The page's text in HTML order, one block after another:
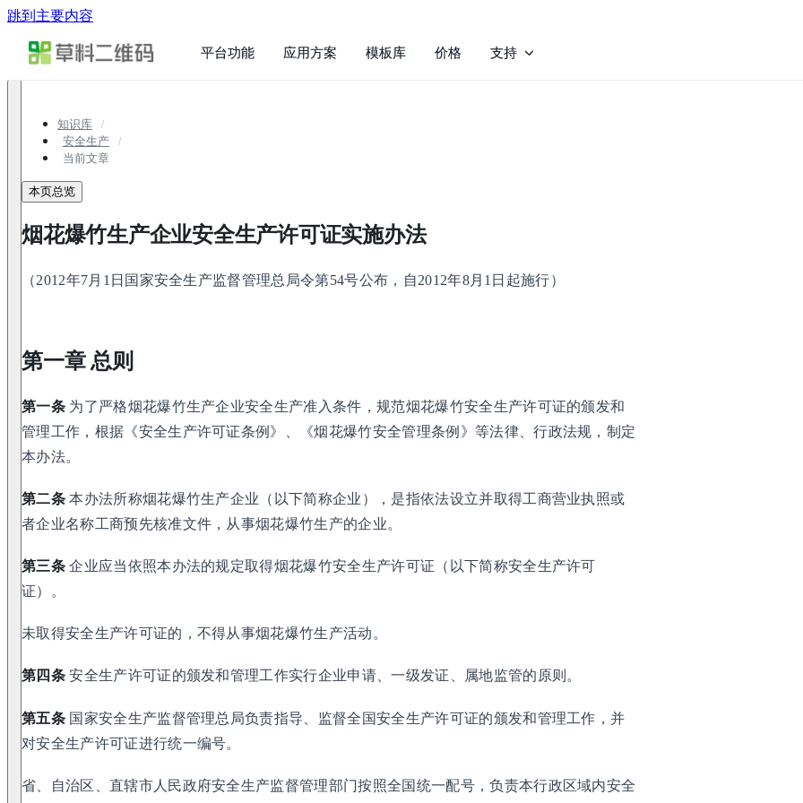
跳到主要内容
平台功能 应用方案 模板库 价格 支持
知识库
安全生产
当前文章
本页总览
烟花爆竹生产企业安全生产许可证实施办法
（2012年7月1日国家安全生产监督管理总局令第54号公布，自2012年8月1日起施行）
第一章 总则
第一条为了严格烟花爆竹生产企业安全生产准入条件，规范烟花爆竹安全生产许可证的颁发和
管理工作，根据《安全生产许可证条例》、《烟花爆竹安全管理条例》等法律、行政法规，制定
本办法。
第二条本办法所称烟花爆竹生产企业（以下简称企业），是指依法设立并取得工商营业执照或
者企业名称工商预先核准文件，从事烟花爆竹生产的企业。
第三条企业应当依照本办法的规定取得烟花爆竹安全生产许可证（以下简称安全生产许可
证）。
未取得安全生产许可证的，不得从事烟花爆竹生产活动。
第四条安全生产许可证的颁发和管理工作实行企业申请、一级发证、属地监管的原则。
第五条国家安全生产监督管理总局负责指导、监督全国安全生产许可证的颁发和管理工作，并
对安全生产许可证进行统一编号。
省、自治区、直辖市人民政府安全生产监督管理部门按照全国统一配号，负责本行政区域内安全